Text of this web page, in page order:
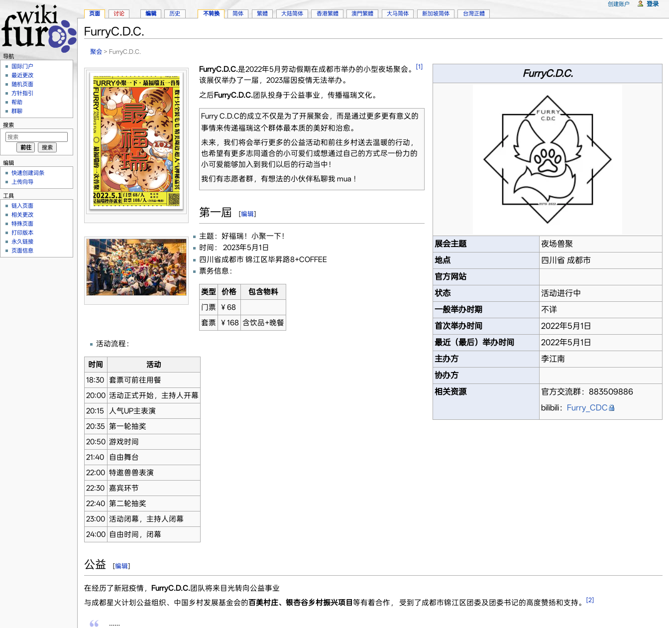
FurryC.D.C.
聚会 > FurryC.D.C.
FurryC.D.C.
展会主题
夜场兽聚
地点
四川省 成都市
官方网站
状态
活动进行中
一般举办时期
不详
首次举办时间
2022年5月1日
最近（最后）举办时间
2022年5月1日
主办方
李江南
协办方
相关资源
官方交流群：883509886
bilibili： Furry_CDC
FurryC.D.C.是2022年5月劳动假期在成都市举办的小型夜场聚会。 [1]
该展仅举办了一届，2023届因疫情无法举办。
之后FurryC.D.C.团队投身于公益事业，传播福瑞文化。
Furry C.D.C的成立不仅是为了开展聚会，而是通过更多更有意义的
事情来传递福瑞这个群体最本质的美好和治愈。
未来，我们将会举行更多的公益活动和前往乡村送去温暖的行动，
也希望有更多志同道合的小可爱们或想通过自己的方式尽一份力的
小可爱能够加入到我们以后的行动当中！
我们有志愿者群，有想法的小伙伴私聊我 mua ！
第一屆 [编辑]
主题：好福瑞！小聚一下！
时间： 2023年5月1日
四川省成都市 锦江区毕昇路8+COFFEE
票务信息：
类型 价格
包含物料
门票
￥68
套票
￥168 含饮品+晚餐
活动流程：
时间
活动
18:30 套票可前往用餐
20:00 活动正式开始，主持人开幕
20:15
人气UP主表演
20:35 第一轮抽奖
20:50 游戏时间
21:40
自由舞台
22:00 特邀兽兽表演
22:30 嘉宾环节
22:40 第二轮抽奖
23:00 活动闭幕，主持人闭幕
24:00 自由时间，闭幕
公益 [编辑]
在经历了新冠疫情， FurryC.D.C.团队将来目光转向公益事业
与成都星火计划公益组织、中国乡村发展基金会的百美村庄、银杏谷乡村振兴项目等有着合作， 受到了成都市锦江区团委及团委书记的高度赞扬和支持。 [2]
……
页面 讨论 编辑 历史 不转换 简体 繁體 大陆简体 香港繁體 澳門繁體 大马简体 新加坡简体 台灣正體
创建账户 登录
导航
国际门户
最近更改
随机页面
方针指引
帮助
群聊
搜索
编辑
快速创建词条
上传向导
工具
链入页面
相关更改
特殊页面
打印版本
永久链接
页面信息